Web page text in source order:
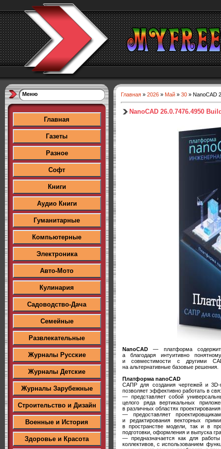
Меню
Главная
Газеты
Разное
Софт
Книги
Аудио Книги
Гуманитарные
Компьютерные
Электроника
Авто-Мото
Кулинария
Садоводство-Дача
Семейные
Развлекательные
Журналы Русские
Журналы Детские
Журналы Зарубежные
Строительство и Дизайн
Военные и История
Здоровье и Красота
Главная » 2026 » Май » 30 » NanoCAD
NanoCAD 26.0.7476.4950
NanoCAD — платформа содержит
а благодаря интуитивно
и совместимости с другими
на альтернативные базовые решения.
Платформа nanoCAD
САПР для создания чертежей и
позволяет эффективно работать в
— представляет собой
целого ряда вертикальных
в различных областях
— предоставляет
и редактирования векторных
в пространстве модели, так и в
подготовки, оформления и выпуска
— предназначается как для
коллективов, с использованием